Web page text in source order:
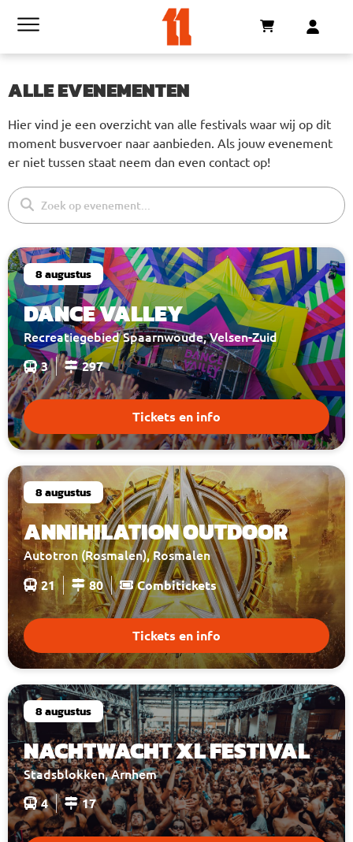
ALLE EVENEMENTEN
Hier vind je een overzicht van alle festivals waar wij op dit
moment busvervoer naar aanbieden. Als jouw evenement
er niet tussen staat neem dan even contact op!
8 augustus
DANCE VALLEY
Recreatiegebied Spaarnwoude, Velsen-Zuid
3 297
Tickets en info
8 augustus
ANNIHILATION OUTDOOR
Autotron (Rosmalen), Rosmalen
21 80 Combitickets
Tickets en info
8 augustus
NACHTWACHT XL FESTIVAL
Stadsblokken, Arnhem
4 17